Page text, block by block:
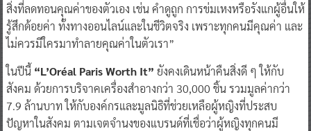
สิ่งที่ลดทอนคุณค่าของตัวเอง เช่น คำดูถูก การข่มเหงหรือรังแกผู้อื่นให้
รู้สึกด้อยค่า ทั้งทางออนไลน์และในชีวิตจริง เพราะทุกคนมีคุณค่า และ
ไม่ควรมีใครมาทำลายคุณค่าในตัวเรา”
ในปีนี้ “L’Oréal Paris Worth It” ยังคงเดินหน้าคืนสิ่งดี ๆ ให้กับ
สังคม ด้วยการบริจาคเครื่องสำอางกว่า 30,000 ชิ้น รวมมูลค่ากว่า
7.9 ล้านบาท ให้กับองค์กรและมูลนิธิที่ช่วยเหลือผู้หญิงที่ประสบ
ปัญหาในสังคม ตามเจตจำนงของแบรนด์ที่เชื่อว่าผู้หญิงทุกคนมี